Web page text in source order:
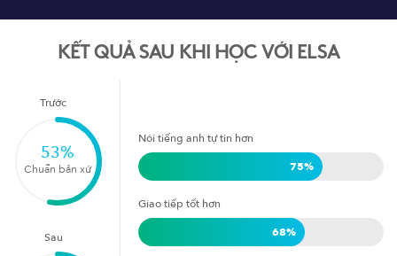
KẾT QUẢ SAU KHI HỌC VỚI ELSA
Trước
53%
Chuẩn bản xứ
Sau
Nói tiếng anh tự tin hơn
75%
Giao tiếp tốt hơn
68%